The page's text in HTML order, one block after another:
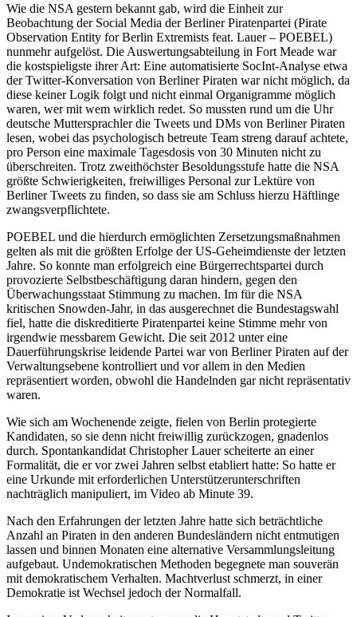
Wie die NSA gestern bekannt gab, wird die Einheit zur
Beobachtung der Social Media der Berliner Piratenpartei (Pirate
Observation Entity for Berlin Extremists feat. Lauer – POEBEL)
nunmehr aufgelöst. Die Auswertungsabteilung in Fort Meade war
die kostspieligste ihrer Art: Eine automatisierte SocInt-Analyse etwa
der Twitter-Konversation von Berliner Piraten war nicht möglich, da
diese keiner Logik folgt und nicht einmal Organigramme möglich
waren, wer mit wem wirklich redet. So mussten rund um die Uhr
deutsche Muttersprachler die Tweets und DMs von Berliner Piraten
lesen, wobei das psychologisch betreute Team streng darauf achtete,
pro Person eine maximale Tagesdosis von 30 Minuten nicht zu
überschreiten. Trotz zweithöchster Besoldungsstufe hatte die NSA
größte Schwierigkeiten, freiwilliges Personal zur Lektüre von
Berliner Tweets zu finden, so dass sie am Schluss hierzu Häftlinge
zwangsverpflichtete.
POEBEL und die hierdurch ermöglichten Zersetzungsmaßnahmen
gelten als mit die größten Erfolge der US-Geheimdienste der letzten
Jahre. So konnte man erfolgreich eine Bürgerrechtspartei durch
provozierte Selbstbeschäftigung daran hindern, gegen den
Überwachungsstaat Stimmung zu machen. Im für die NSA
kritischen Snowden-Jahr, in das ausgerechnet die Bundestagswahl
fiel, hatte die diskreditierte Piratenpartei keine Stimme mehr von
irgendwie messbarem Gewicht. Die seit 2012 unter eine
Dauerführungskrise leidende Partei war von Berliner Piraten auf der
Verwaltungsebene kontrolliert und vor allem in den Medien
repräsentiert worden, obwohl die Handelnden gar nicht repräsentativ
waren.
Wie sich am Wochenende zeigte, fielen von Berlin protegierte
Kandidaten, so sie denn nicht freiwillig zurückzogen, gnadenlos
durch. Spontankandidat Christopher Lauer scheiterte an einer
Formalität, die er vor zwei Jahren selbst etabliert hatte: So hatte er
eine Urkunde mit erforderlichen Unterstützerunterschriften
nachträglich manipuliert, im Video ab Minute 39.
Nach den Erfahrungen der letzten Jahre hatte sich beträchtliche
Anzahl an Piraten in den anderen Bundesländern nicht entmutigen
lassen und binnen Monaten eine alternative Versammlungsleitung
aufgebaut. Undemokratischen Methoden begegnete man souverän
mit demokratischem Verhalten. Machtverlust schmerzt, in einer
Demokratie ist Wechsel jedoch der Normalfall.